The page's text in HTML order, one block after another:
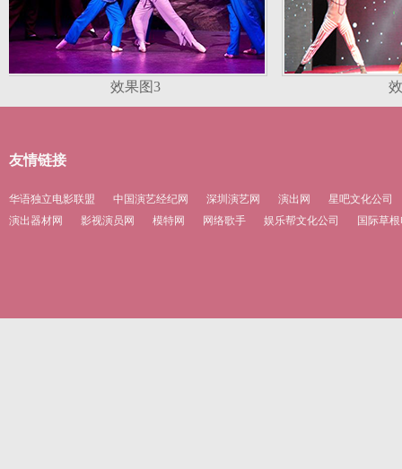
效果图3 效
友情链接
华语独立电影联盟 中国演艺经纪网 深圳演艺网 演出网
星吧文化公司
演出器材网
影视演员网 模特网 网络歌手 娱乐帮文化公司 国际草